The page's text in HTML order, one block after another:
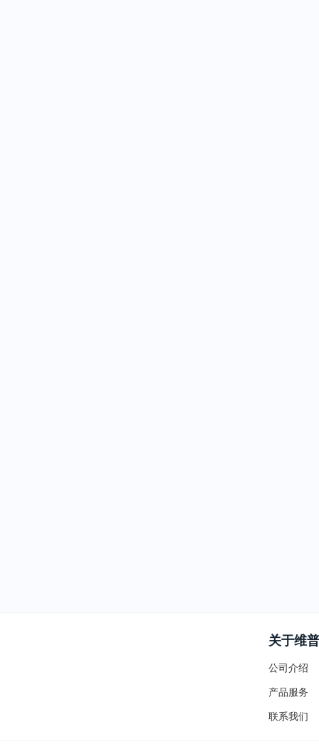
关于维普
公司介绍
产品服务
联系我们